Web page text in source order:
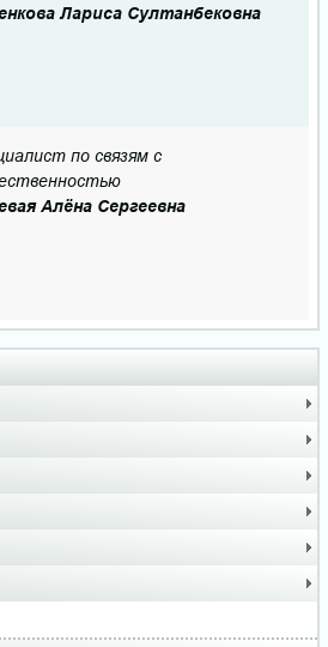
Лариса Султанбековна
по связям с
Алёна Сергеевна